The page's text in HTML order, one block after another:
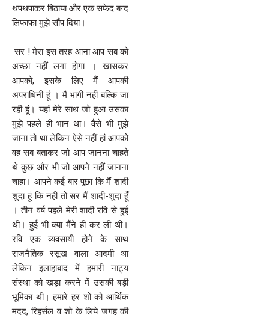
थपथपाकर बिठाया और एक सफेद बन्द
लिफाफा मुझे सौंप दिया।
सर ! मेरा इस तरह आना आप सब को
अच्छा नहीं लगा होगा । खासकर
आपको, इसके लिए मैं आपकी
अपराधिनी हूं । मैं भागी नहीं बल्कि जा
रही हूं। यहां मेरे साथ जो हुआ उसका
मुझे पहले ही भान था। वैसे भी मुझे
जाना तो था लेकिन ऐसे नहीं हां आपको
वह सब बताकर जो आप जानना चाहते
थे कुछ और भी जो आपने नहीं जानना
चाहा। आपने कई बार पूछा कि मैं शादी
शुदा हूं कि नहीं तो सर मैं शादी-शुदा हूँ
। तीन वर्ष पहले मेरी शादी रवि से हुई
थी। हुई भी क्या मैंने ही कर ली थी।
रवि एक व्यवसायी होने के साथ
राजनैतिक रसूख वाला आदमी था
लेकिन इलाहाबाद में हमारी नाट्य
संस्था को खड़ा करने में उसकी बड़ी
भूमिका थी। हमारे हर शो को आर्थिक
मदद, रिहर्सल व शो के लिये जगह की